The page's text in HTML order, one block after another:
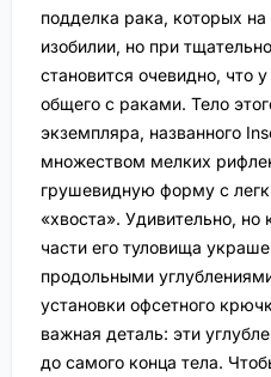
подделка рака, которых
изобилии, но при
становится очевидно, что
общего с раками. Тело
экземпляра, названного
множеством мелких
грушевидную форму с
«хвоста». Удивительно, но
части его туловища
продольными
установки офсетного
важная деталь: эти
до самого конца тела.